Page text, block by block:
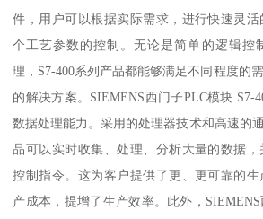
件，用户可以根据实际需求，进行快速灵
个工艺参数的控制。无论是简单的逻辑控
理，S7-400系列产品都能够满足不同程度的
的解决方案。SIEMENS西门子PLC模块 S7-
数据处理能力。采用的处理器技术和高速的
品可以实时收集、处理、分析大量的数据
控制指令。这为客户提供了更、更可靠的
产成本，提增了生产效率。此外，